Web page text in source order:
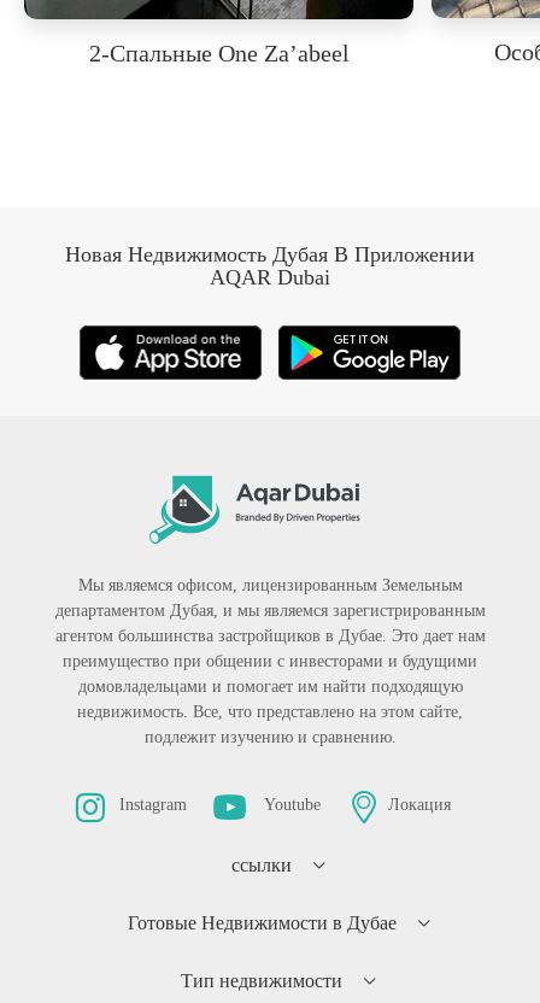
2-Спальные One Za’abeel
Новая Недвижимость Дубая В Приложении
AQAR Dubai
Мы являемся офисом, лицензированным Земельным
департаментом Дубая, и мы являемся зарегистрированным
агентом большинства застройщиков в Дубае. Это дает нам
преимущество при общении с инвесторами и будущими
домовладельцами и помогает им найти подходящую
недвижимость. Все, что представлено на этом сайте,
подлежит изучению и сравнению.
Instagram Youtube Локация
ссылки
Готовые Недвижимости в Дубае
Тип недвижимости